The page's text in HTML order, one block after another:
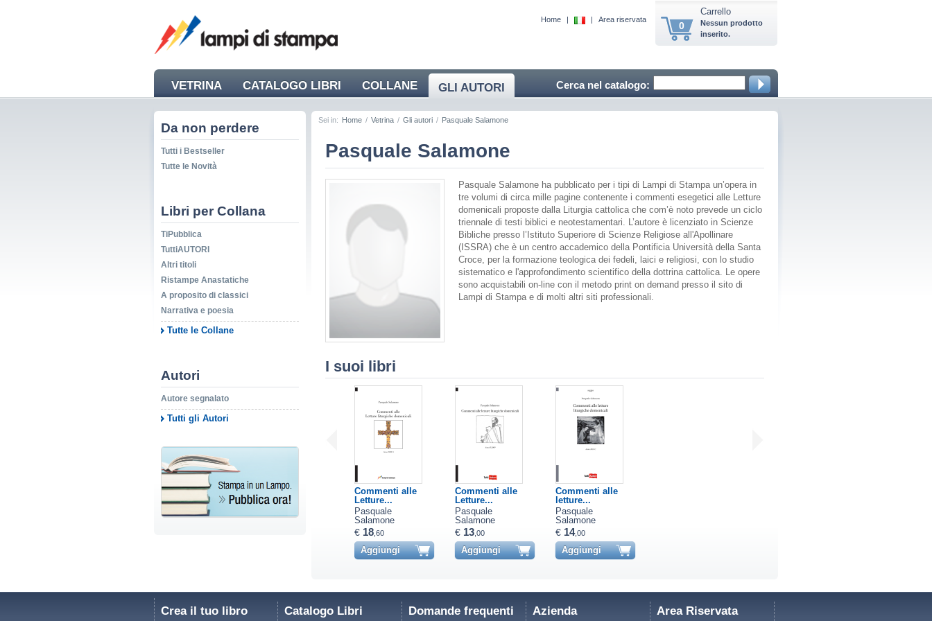
Home | | Area riservata
0
Carrello
Nessun prodotto
inserito.
Cerca nel catalogo:
VETRINA CATALOGO LIBRI COLLANE GLI AUTORI
NEWS
Da non perdere
Tutti i Bestseller
Tutte le Novità
Libri per Collana
TiPubblica
TuttiAUTORI
Altri titoli
Ristampe Anastatiche
A proposito di classici
Narrativa e poesia
Tutte le Collane
Autori
Autore segnalato
Tutti gli Autori
Sei in: Home / Vetrina / Gli autori / Pasquale Salamone
Pasquale Salamone
Pasquale Salamone ha pubblicato per i tipi di Lampi di Stampa un’opera in
tre volumi di circa mille pagine contenente i commenti esegetici alle Letture
domenicali proposte dalla Liturgia cattolica che com’è noto prevede un ciclo
triennale di testi biblici e neotestamentari. L’autore è licenziato in Scienze
Bibliche presso l’Istituto Superiore di Scienze Religiose all'Apollinare
(ISSRA) che è un centro accademico della Pontificia Università della Santa
Croce, per la formazione teologica dei fedeli, laici e religiosi, con lo studio
sistematico e l'approfondimento scientifico della dottrina cattolica. Le opere
sono acquistabili on-line con il metodo print on demand presso il sito di
Lampi di Stampa e di molti altri siti professionali.
I suoi libri
Commenti alle
Letture...
Pasquale
Salamone
€ 18,60
Aggiungi
Commenti alle
Letture...
Pasquale
Salamone
€ 13,00
Aggiungi
Commenti alle
letture...
Pasquale
Salamone
€ 14,00
Aggiungi
Crea il tuo libro Catalogo Libri Domande frequenti Azienda Area Riservata